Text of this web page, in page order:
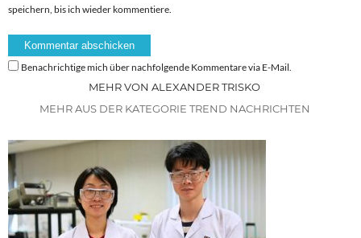
speichern, bis ich wieder kommentiere.
Benachrichtige mich über nachfolgende Kommentare via E-Mail.
MEHR VON ALEXANDER TRISKO
MEHR AUS DER KATEGORIE TREND NACHRICHTEN